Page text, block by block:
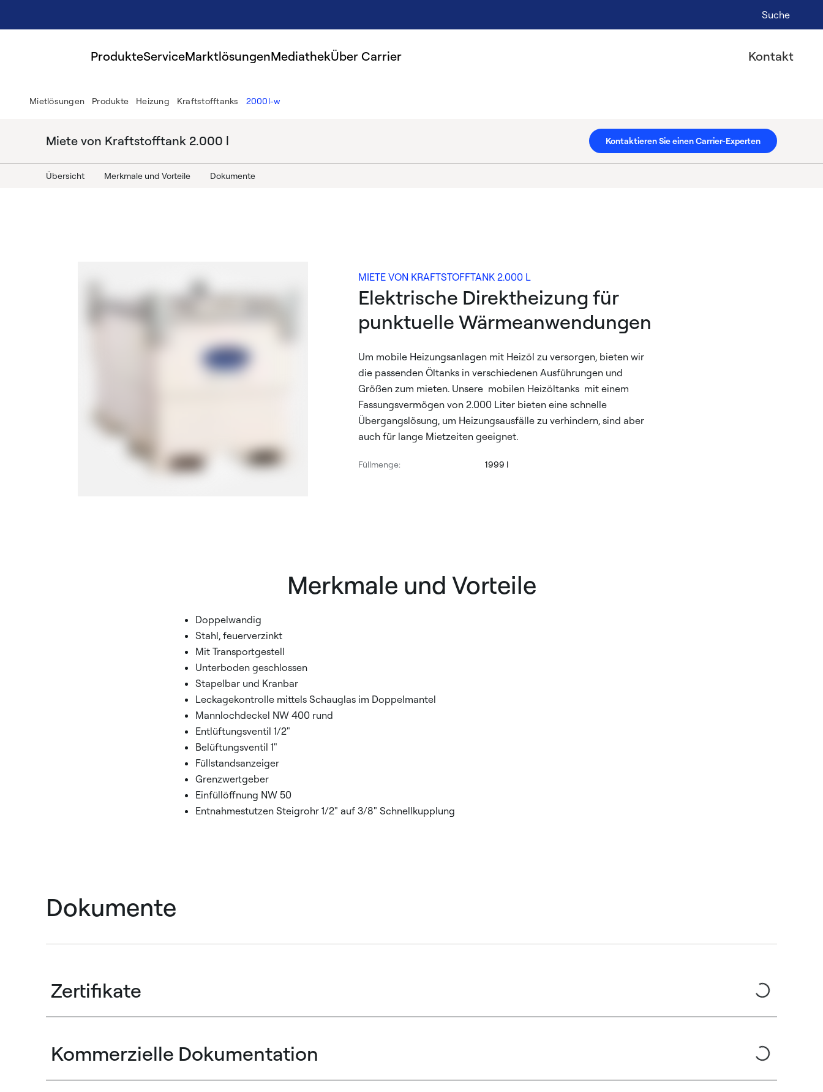
Suche
ProdukteServiceMarktlösungenMediathekÜber Carrier Kontakt
Mietlösungen Produkte Heizung Kraftstofftanks 2000l-w
Miete von Kraftstofftank 2.000 l Kontaktieren Sie einen Carrier-Experten
Übersicht Merkmale und Vorteile Dokumente
MIETE VON KRAFTSTOFFTANK 2.000 L
Elektrische Direktheizung für
punktuelle Wärmeanwendungen
Um mobile Heizungsanlagen mit Heizöl zu versorgen, bieten wir
die passenden Öltanks in verschiedenen Ausführungen und
Größen zum mieten. Unsere mobilen Heizöltanks mit einem
Fassungsvermögen von 2.000 Liter bieten eine schnelle
Übergangslösung, um Heizungsausfälle zu verhindern, sind aber
auch für lange Mietzeiten geeignet.
Füllmenge: 1999 l
Merkmale und Vorteile
Doppelwandig
Stahl, feuerverzinkt
Mit Transportgestell
Unterboden geschlossen
Stapelbar und Kranbar
Leckagekontrolle mittels Schauglas im Doppelmantel
Mannlochdeckel NW 400 rund
Entlüftungsventil 1/2"
Belüftungsventil 1"
Füllstandsanzeiger
Grenzwertgeber
Einfüllöffnung NW 50
Entnahmestutzen Steigrohr 1/2" auf 3/8" Schnellkupplung
Dokumente
Zertifikate
Kommerzielle Dokumentation